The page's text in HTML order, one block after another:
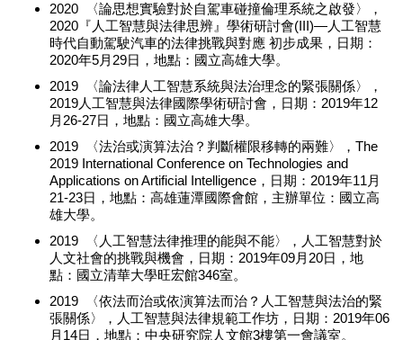
2020 〈論思想實驗對於自駕車碰撞倫理系統之啟發〉，
2020『人工智慧與法律思辨』學術研討會(III)―人工智慧
時代自動駕駛汽車的法律挑戰與對應 初步成果，日期：
2020年5月29日，地點：國立高雄大學。
2019 〈論法律人工智慧系統與法治理念的緊張關係〉，
2019人工智慧與法律國際學術研討會，日期：2019年12
月26-27日，地點：國立高雄大學。
2019 〈法治或演算法治？判斷權限移轉的兩難〉，The
2019 International Conference on Technologies and
Applications on Artificial Intelligence，日期：2019年11月
21-23日，地點：高雄蓮潭國際會館，主辦單位：國立高
雄大學。
2019 〈人工智慧法律推理的能與不能〉，人工智慧對於
人文社會的挑戰與機會，日期：2019年09月20日，地
點：國立清華大學旺宏館346室。
2019 〈依法而治或依演算法而治？人工智慧與法治的緊
張關係〉，人工智慧與法律規範工作坊，日期：2019年06
月14日，地點：中央研究院人文館3樓第一會議室。